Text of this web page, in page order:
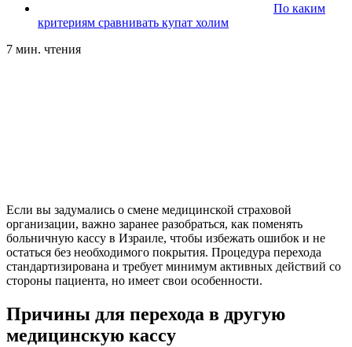
По каким
критериям сравнивать купат холим
7 мин. чтения
Если вы задумались о смене медицинской страховой
организации, важно заранее разобраться, как поменять
больничную кассу в Израиле, чтобы избежать ошибок и не
остаться без необходимого покрытия. Процедура перехода
стандартизирована и требует минимум активных действий со
стороны пациента, но имеет свои особенности.
Причины для перехода в другую
медицинскую кассу